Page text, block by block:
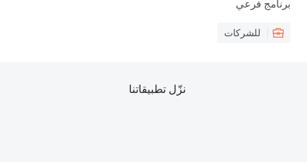
برنامج فرعي
للشركات
نزّل تطبيقاتنا